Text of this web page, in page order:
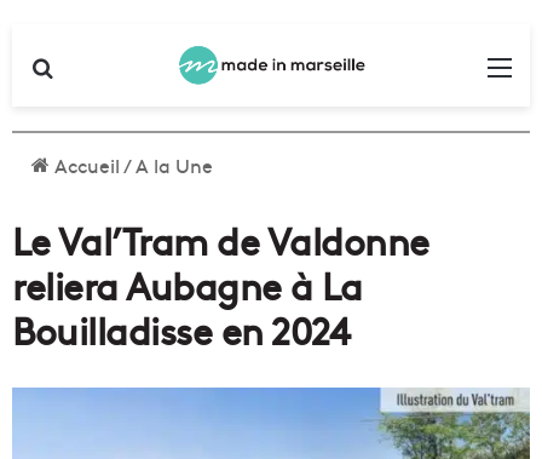
Accueil/A la Une
Le Val’Tram de Valdonne
reliera Aubagne à La
Bouilladisse en 2024